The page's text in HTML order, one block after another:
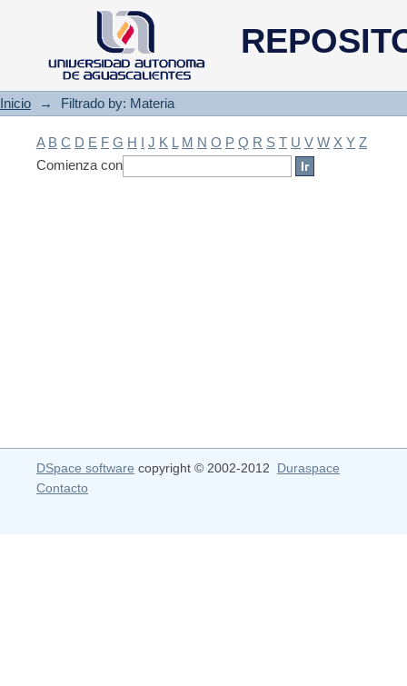
Filtrado by: Materia
Inicio → Filtrado by: Materia
A B C D E F G H I J K L M N O P Q R S T U V W X Y Z
Comienza con
DSpace software copyright © 2002-2012 Duraspace
Contacto